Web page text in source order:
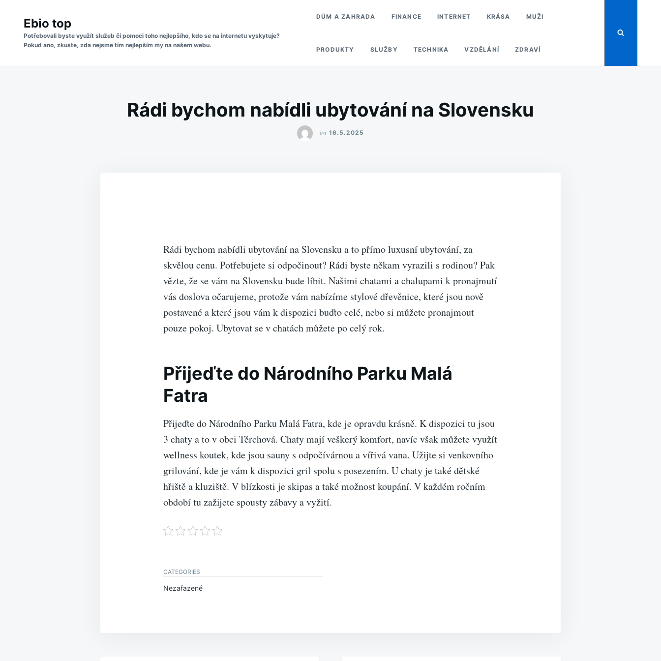
content
for:
Ebio top
Potřebovali byste využít služeb či pomoci toho nejlepšího, kdo se na internetu vyskytuje?
Pokud ano, zkuste, zda nejsme tím nejlepším my na našem webu.
DŮM A ZAHRADA FINANCE INTERNET KRÁSA MUŽI
PRODUKTY SLUŽBY TECHNIKA VZDĚLÁNÍ ZDRAVÍ
Rádi bychom nabídli ubytování na Slovensku
on 16.5.2025
Rádi bychom nabídli ubytování na Slovensku a to přímo luxusní ubytování, za
skvělou cenu. Potřebujete si odpočinout? Rádi byste někam vyrazili s rodinou? Pak
vězte, že se vám na Slovensku bude líbit. Našimi chatami a chalupami k pronajmutí
vás doslova očarujeme, protože vám nabízíme stylové dřevěnice, které jsou nově
postavené a které jsou vám k dispozici buďto celé, nebo si můžete pronajmout
pouze pokoj. Ubytovat se v chatách můžete po celý rok.
Přijeďte do Národního Parku Malá
Fatra
Přijeďte do Národního Parku Malá Fatra, kde je opravdu krásně. K dispozici tu jsou
3 chaty a to v obci Těrchová. Chaty mají veškerý komfort, navíc však můžete využít
wellness koutek, kde jsou sauny s odpočívárnou a vířivá vana. Užijte si venkovního
grilování, kde je vám k dispozici gril spolu s posezením. U chaty je také dětské
hřiště a kluziště. V blízkosti je skipas a také možnost koupání. V každém ročním
období tu zažijete spousty zábavy a vyžití.
CATEGORIES
Nezařazené